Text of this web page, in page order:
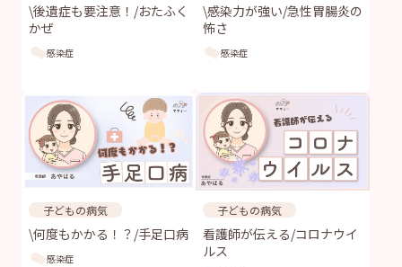
\後遺症も要注意！/おたふく
かぜ
感染症
\感染力が強い/急性胃腸炎の
怖さ
感染症
子どもの病気
\何度もかかる！？/手足口病
感染症
子どもの病気
看護師が伝える/コロナウイ
ルス